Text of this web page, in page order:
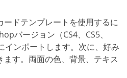
ドテンプレートを使用するに
バージョン（CS4、CS5、
インポートします。次に、好み
す。両面の色、背景、テキス